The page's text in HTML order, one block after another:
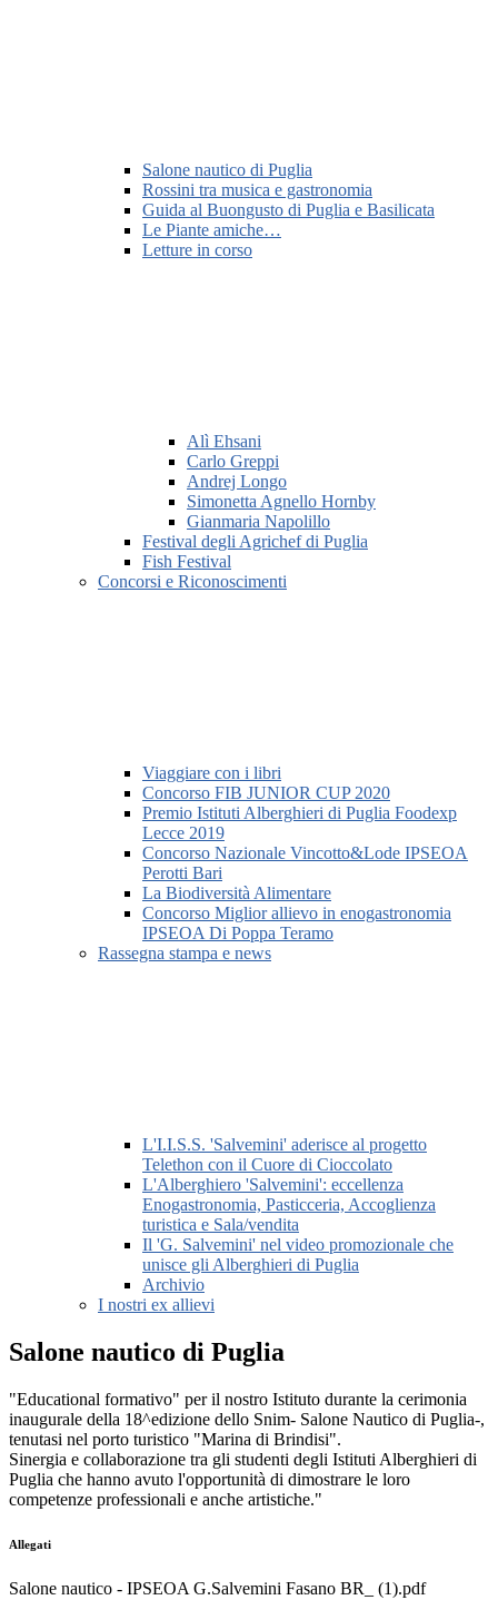
Salone nautico di Puglia
Rossini tra musica e gastronomia
Guida al Buongusto di Puglia e Basilicata
Le Piante amiche…
Letture in corso
Alì Ehsani
Carlo Greppi
Andrej Longo
Simonetta Agnello Hornby
Gianmaria Napolillo
Festival degli Agrichef di Puglia
Fish Festival
Concorsi e Riconoscimenti
Viaggiare con i libri
Concorso FIB JUNIOR CUP 2020
Premio Istituti Alberghieri di Puglia Foodexp
Lecce 2019
Concorso Nazionale Vincotto&Lode IPSEOA
Perotti Bari
La Biodiversità Alimentare
Concorso Miglior allievo in enogastronomia
IPSEOA Di Poppa Teramo
Rassegna stampa e news
L'I.I.S.S. 'Salvemini' aderisce al progetto
Telethon con il Cuore di Cioccolato
L'Alberghiero 'Salvemini': eccellenza
Enogastronomia, Pasticceria, Accoglienza
turistica e Sala/vendita
Il 'G. Salvemini' nel video promozionale che
unisce gli Alberghieri di Puglia
Archivio
I nostri ex allievi
Salone nautico di Puglia
"Educational formativo" per il nostro Istituto durante la cerimonia
inaugurale della 18^edizione dello Snim- Salone Nautico di Puglia-,
tenutasi nel porto turistico "Marina di Brindisi".
Sinergia e collaborazione tra gli studenti degli Istituti Alberghieri di
Puglia che hanno avuto l'opportunità di dimostrare le loro
competenze professionali e anche artistiche."
Allegati
Salone nautico - IPSEOA G.Salvemini Fasano BR_ (1).pdf